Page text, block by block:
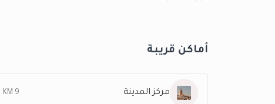
أماكن قريبة
مركز المدينة 9 KM